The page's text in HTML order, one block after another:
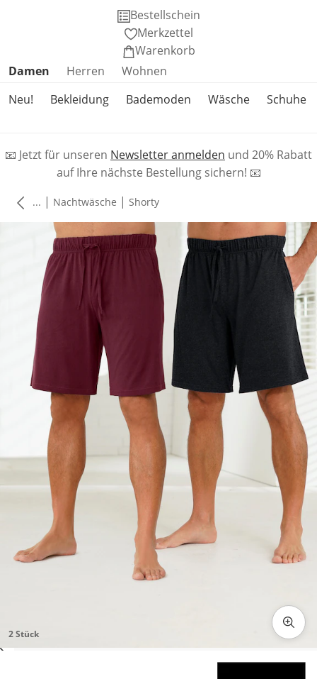
Bestellschein
Merkzettel
Warenkorb
Produktkategorien überspringen
Damen Herren
Wohnen
Neu!
Bekleidung Bademoden Wäsche Schuhe
📧 Jetzt für unseren Newsletter anmelden und 20% Rabatt
auf Ihre nächste Bestellung sichern! 📧
... | Nachtwäsche | Shorty
2 Stück